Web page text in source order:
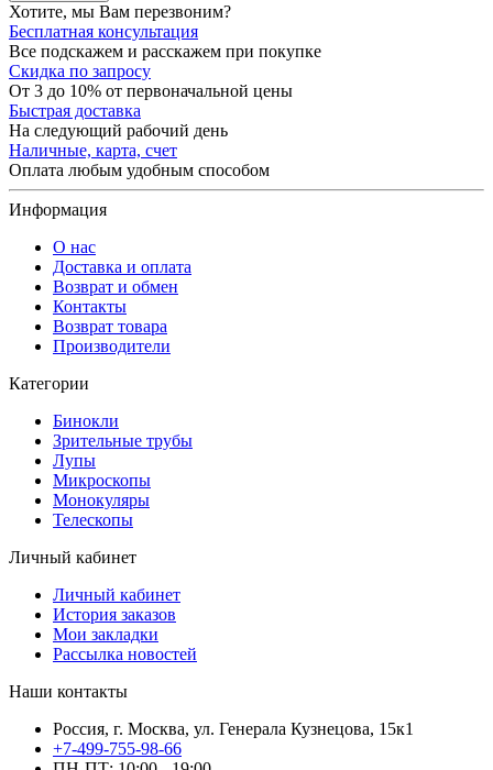
Хотите, мы Вам перезвоним?
Бесплатная консультация
Все подскажем и расскажем при покупке
Скидка по запросу
От 3 до 10% от первоначальной цены
Быстрая доставка
На следующий рабочий день
Наличные, карта, счет
Оплата любым удобным способом
Информация
О нас
Доставка и оплата
Возврат и обмен
Контакты
Возврат товара
Производители
Категории
Бинокли
Зрительные трубы
Лупы
Микроскопы
Монокуляры
Телескопы
Личный кабинет
Личный кабинет
История заказов
Мои закладки
Рассылка новостей
Наши контакты
Россия, г. Москва, ул. Генерала Кузнецова, 15к1
+7-499-755-98-66